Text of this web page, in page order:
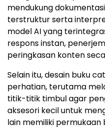
mendukung
terstruktur serta
model AI yang
respons instan,
peringkasan konten
Selain itu, desain buku
perhatian, terutama
titik-titik timbul agar
aksesori kecil untuk
lain memiliki